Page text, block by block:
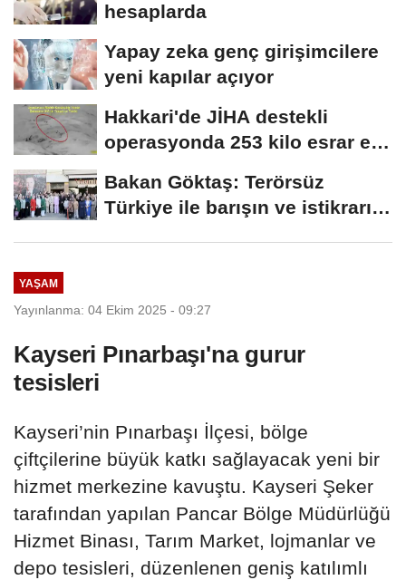
hesaplarda
Yapay zeka genç girişimcilere
yeni kapılar açıyor
Hakkari'de JİHA destekli
operasyonda 253 kilo esrar ele
Bakan Göktaş: Terörsüz
Türkiye ile barışın ve istikrarın
YAŞAM
Yayınlanma: 04 Ekim 2025 - 09:27
Kayseri Pınarbaşı'na gurur
tesisleri
Kayseri’nin Pınarbaşı İlçesi, bölge
çiftçilerine büyük katkı sağlayacak yeni bir
hizmet merkezine kavuştu. Kayseri Şeker
tarafından yapılan Pancar Bölge Müdürlüğü
Hizmet Binası, Tarım Market, lojmanlar ve
depo tesisleri, düzenlenen geniş katılımlı